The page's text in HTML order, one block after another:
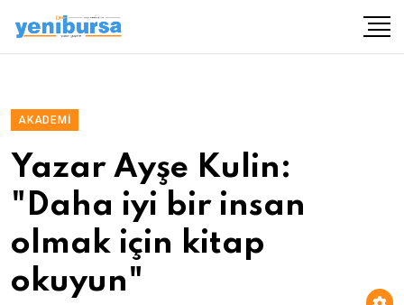
AKADEMI
Yazar Ayşe Kulin:
"Daha iyi bir insan
olmak için kitap
okuyun"